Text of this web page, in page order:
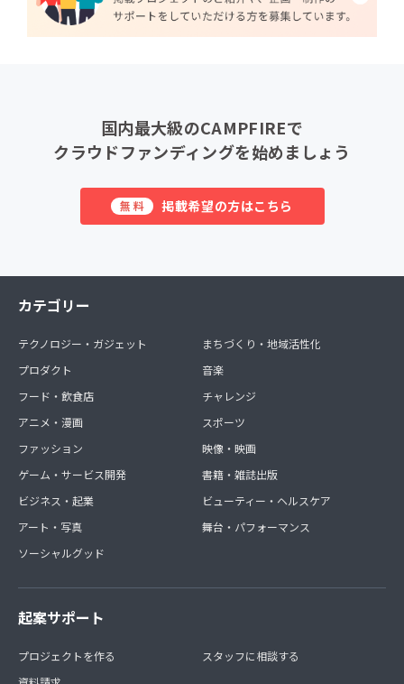
国内最大級のCAMPFIREで
クラウドファンディングを始めましょう
無料 掲載希望の方はこちら
カテゴリー
テクノロジー・ガジェット
プロダクト
フード・飲食店
アニメ・漫画
ファッション
ゲーム・サービス開発
ビジネス・起業
アート・写真
ソーシャルグッド
まちづくり・地域活性化
音楽
チャレンジ
スポーツ
映像・映画
書籍・雑誌出版
ビューティー・ヘルスケア
舞台・パフォーマンス
起案サポート
プロジェクトを作る
スタッフに相談する